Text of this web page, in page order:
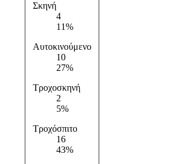
Σκηνή
4
11%
Αυτοκινούμενο
10
27%
Τροχοσκηνή
2
5%
Τροχόσπιτο
16
43%